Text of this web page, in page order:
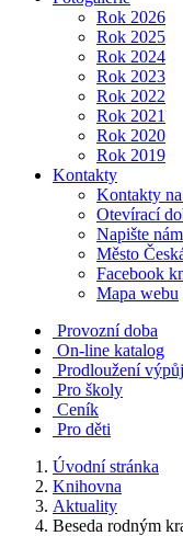
Rok 2026
Rok 2025
Rok 2024
Rok 2023
Rok 2022
Rok 2021
Rok 2020
Rok 2019
Kontakty
Kontakty
Otevírací
Napište nám
Město
Facebook
Mapa webu
Provozní doba
On-line katalog
Prodloužení
Pro školy
Ceník
Pro děti
Úvodní stránka
Knihovna
Aktuality
Beseda rodným